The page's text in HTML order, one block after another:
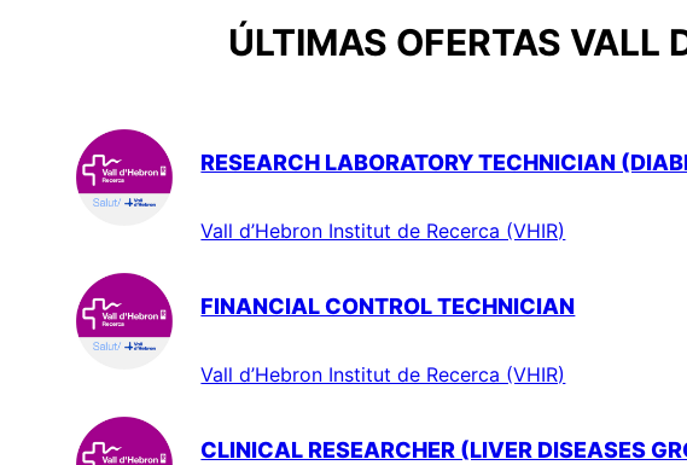
ÚLTIMAS OFERTAS VALL
RESEARCH LABORATORY TECHNICIAN
Vall d’Hebron Institut de Recerca (VHIR)
FINANCIAL CONTROL TECHNICIAN
Vall d’Hebron Institut de Recerca (VHIR)
CLINICAL RESEARCHER (LIVER DISEASES